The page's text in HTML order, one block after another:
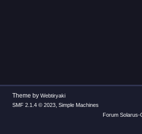
Theme by Webtiryaki
SMF 2.1.4 © 2023, Simple Machines
Forum